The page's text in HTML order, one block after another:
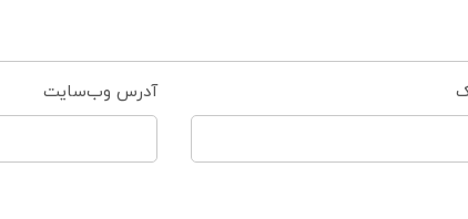
آدرس وب‌سایت